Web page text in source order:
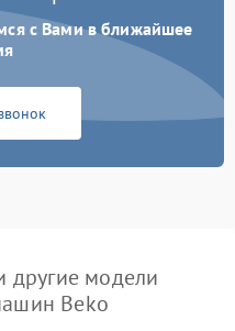
с Вами в ближайшее
модели
Beko